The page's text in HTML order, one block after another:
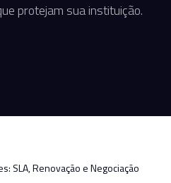
protejam sua instituição.
SLA, Renovação e Negociação